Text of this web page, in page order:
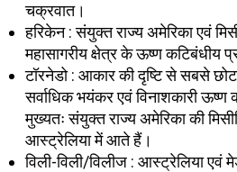
चक्रवात।
हरिकेन : संयुक्त राज्य अमेरिका एवं
महासागरीय क्षेत्र के ऊष्ण कटिबंधीय
टॉरनेडो : आकार की दृष्टि से सबसे
सर्वाधिक भयंकर एवं विनाशकारी
मुख्यतः संयुक्त राज्य अमेरिका की
आस्ट्रेलिया में आते हैं।
विली-विली/विलीज : आस्ट्रेलिया एवं